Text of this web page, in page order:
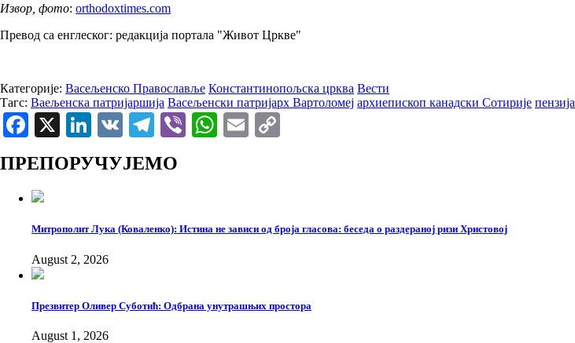
Извор, фото: orthodoxtimes.com
Превод са енглеског: редакција портала "Живот Цркве"
Категорије: Васељенско Православље Константинопољска црква Вести
Тагс: Ваељенска патријаршија Васељенски патријарх Вартоломеј архиепископ канадски Сотирије пензија
Facebook
X LinkedIn
VK Telegram
ViberWhatsApp
Email
ПРЕПОРУЧУЈЕМО
Митрополит Лука (Коваленко): Истина не зависи од броја гласова: беседа о раздераној ризи Христовој
August 2, 2026
Презвитер Оливер Суботић: Одбрана унутрашњих простора
August 1, 2026